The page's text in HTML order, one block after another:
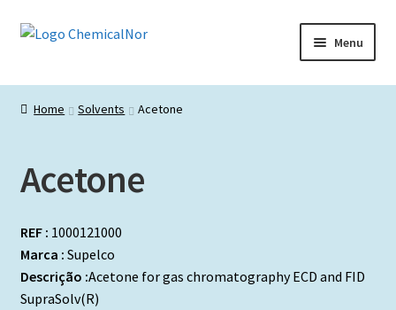
Ir
Saltar
Menu
Início
Catálogos de Representadas
Promoções
Home Solvents Acetone
Acetone
REF : 1000121000
Marca : Supelco
Descrição :Acetone for gas chromatography ECD and FID
SupraSolv(R)